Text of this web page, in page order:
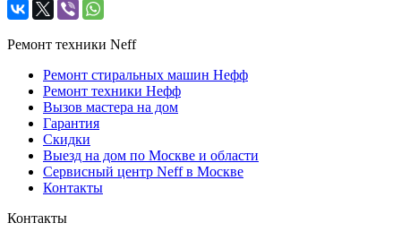
Ремонт техники Neff
Ремонт стиральных машин Нефф
Ремонт техники Нефф
Вызов мастера на дом
Гарантия
Скидки
Выезд на дом по Москве и области
Сервисный центр Neff в Москве
Контакты
Контакты